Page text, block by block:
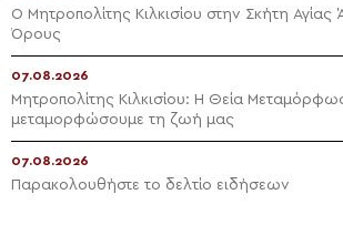
Ο Μητροπολίτης Κιλκισίου στην Σκήτη Αγίας
Όρους
07.08.2026
Μητροπολίτης Κιλκισίου: Η Θεία
μεταμορφώσουμε τη ζωή μας
07.08.2026
Παρακολουθήστε το δελτίο ειδήσεων